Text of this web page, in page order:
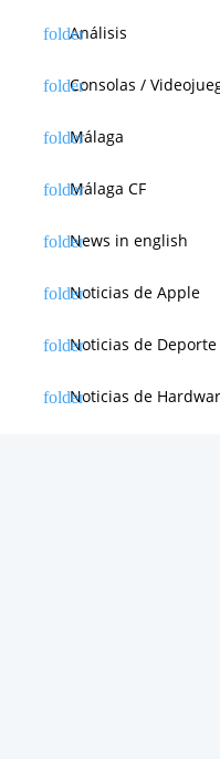
Análisis
Consolas /
Málaga
Málaga CF
News in english
Noticias de Apple
Noticias de Deporte
Noticias de